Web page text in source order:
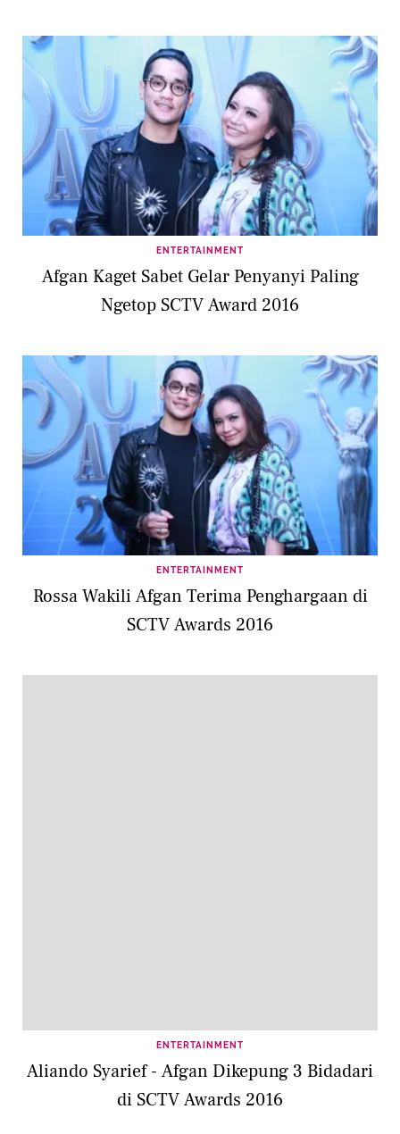
ENTERTAINMENT
Afgan Kaget Sabet Gelar Penyanyi Paling
Ngetop SCTV Award 2016
ENTERTAINMENT
Rossa Wakili Afgan Terima Penghargaan di
SCTV Awards 2016
ENTERTAINMENT
Aliando Syarief - Afgan Dikepung 3 Bidadari
di SCTV Awards 2016